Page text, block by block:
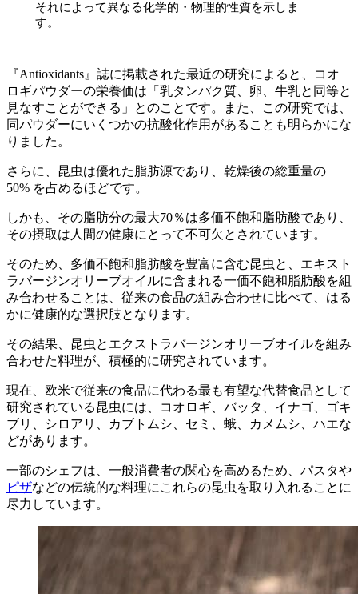
それによって異なる化学的・物理的性質を示しま
す。
『Antioxidants』誌に掲載された最近の研究によると、コオ
ロギパウダーの栄養価は「乳タンパク質、卵、牛乳と同等と
見なすことができる」とのことです。また、この研究では、
同パウダーにいくつかの抗酸化作用があることも明らかにな
りました。
さらに、昆虫は優れた脂肪源であり、乾燥後の総重量の
50% を占めるほどです。
しかも、その脂肪分の最大70％は多価不飽和脂肪酸であり、
その摂取は人間の健康にとって不可欠とされています。
そのため、多価不飽和脂肪酸を豊富に含む昆虫と、エキスト
ラバージンオリーブオイルに含まれる一価不飽和脂肪酸を組
み合わせることは、従来の食品の組み合わせに比べて、はる
かに健康的な選択肢となります。
その結果、昆虫とエクストラバージンオリーブオイルを組み
合わせた料理が、積極的に研究されています。
現在、欧米で従来の食品に代わる最も有望な代替食品として
研究されている昆虫には、コオロギ、バッタ、イナゴ、ゴキ
ブリ、シロアリ、カブトムシ、セミ、蛾、カメムシ、ハエな
どがあります。
一部のシェフは、一般消費者の関心を高めるため、パスタや
ピザなどの伝統的な料理にこれらの昆虫を取り入れることに
尽力しています。